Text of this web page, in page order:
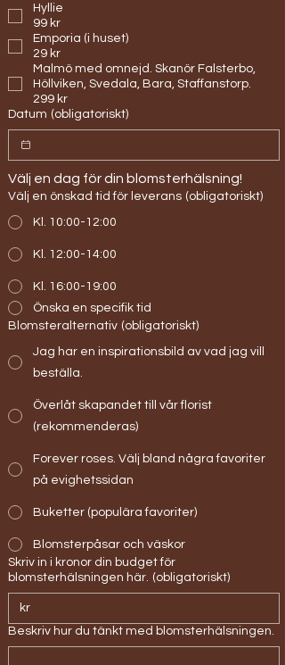
Hyllie
99 kr
Emporia (i huset)
29 kr
Malmö med omnejd. Skanör Falsterbo,
Höllviken, Svedala, Bara, Staffanstorp.
299 kr
Datum (obligatoriskt)
Välj en dag för din blomsterhälsning!
Välj en önskad tid för leverans (obligatoriskt)
Kl. 10:00-12:00
Kl. 12:00-14:00
Kl. 16:00-19:00
Önska en specifik tid
Blomsteralternativ (obligatoriskt)
Jag har en inspirationsbild av vad jag vill
beställa.
Överlåt skapandet till vår florist
(rekommenderas)
Forever roses. Välj bland några favoriter
på evighetssidan
Buketter (populära favoriter)
Blomsterpåsar och väskor
Skriv in i kronor din budget för
blomsterhälsningen här. (obligatoriskt)
kr
Beskriv hur du tänkt med blomsterhälsningen.